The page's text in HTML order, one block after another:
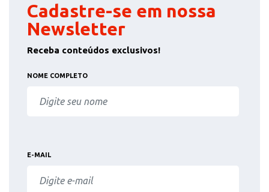
Cadastre-se em nossa
Newsletter
Receba conteúdos exclusivos!
NOME COMPLETO
E-MAIL